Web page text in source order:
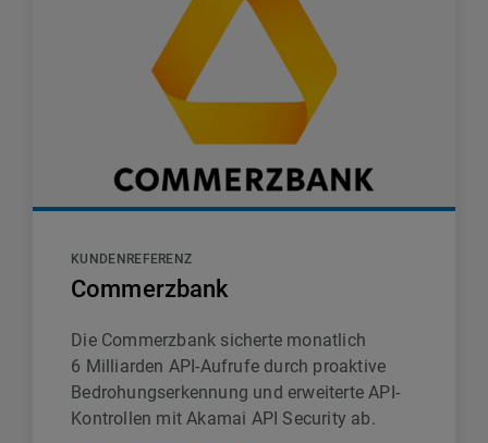
KUNDENREFERENZ
Commerzbank
Die Commerzbank sicherte monatlich
6 Milliarden API-Aufrufe durch proaktive
Bedrohungserkennung und erweiterte API-
Kontrollen mit Akamai API Security ab.